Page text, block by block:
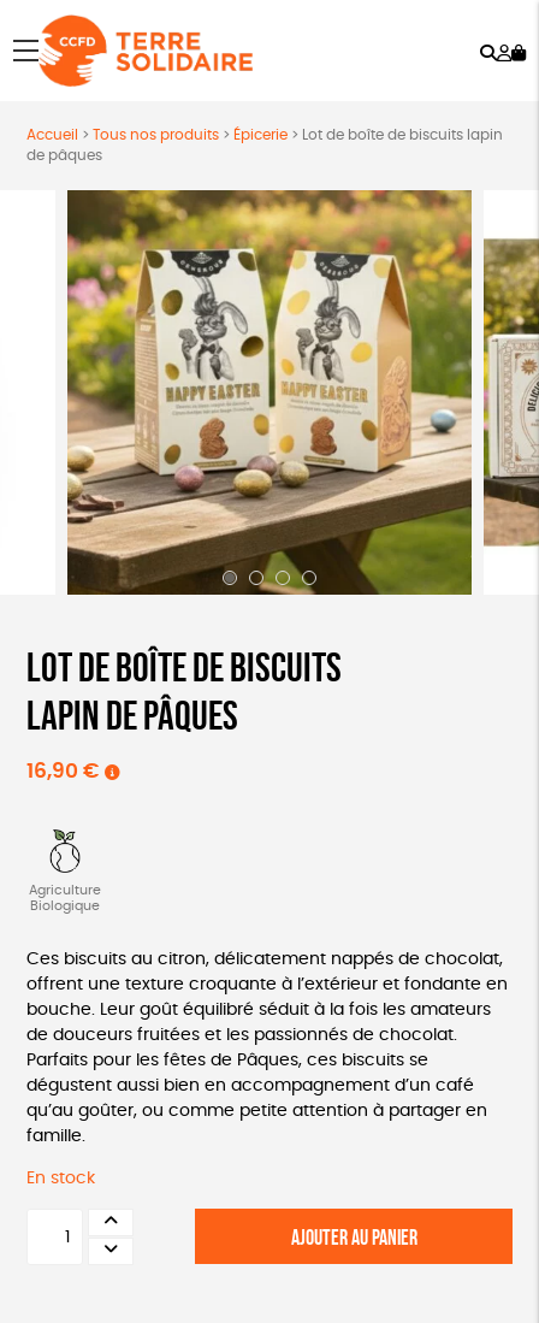
menu
Accueil > Tous nos produits> Épicerie>
Lot de boîte de biscuits lapin
de pâques
Lot de boîte de biscuits
lapin de pâques
16,90 €
Agriculture
Biologique
Ces biscuits au citron, délicatement nappés de chocolat,
offrent une texture croquante à l’extérieur et fondante en
bouche. Leur goût équilibré séduit à la fois les amateurs
de douceurs fruitées et les passionnés de chocolat.
Parfaits pour les fêtes de Pâques, ces biscuits se
dégustent aussi bien en accompagnement d’un café
qu’au goûter, ou comme petite attention à partager en
famille.
En stock
AJOUTER AU PANIER